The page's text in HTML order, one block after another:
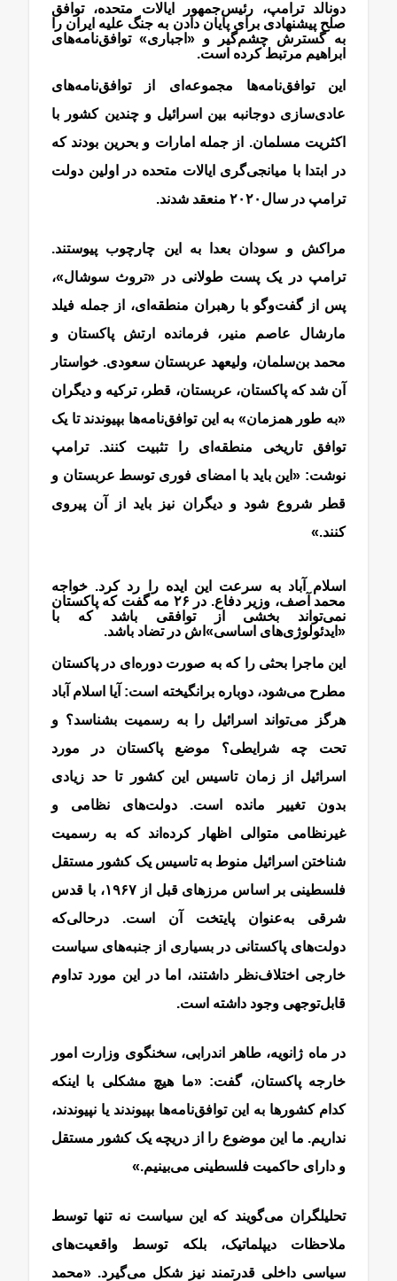
دونالد ترامپ، رئیس‌جمهور ایالات متحده، توافق
صلح پیشنهادی برای پایان دادن به جنگ علیه ایران را
به گسترش چشم‌گیر و «اجباری» توافق‌نامه‌های
ابراهیم مرتبط کرده است.
این توافق‌نامه‌ها مجموعه‌ای از توافق‌نامه‌های
عادی‌سازی دوجانبه بین اسرائیل و چندین کشور با
اکثریت مسلمان. از جمله امارات و بحرین بودند که
در ابتدا با میانجی‌گری ایالات متحده در اولین دولت
ترامپ در سال۲۰۲۰ منعقد شدند.
مراکش و سودان بعدا به این چارچوب پیوستند.
ترامپ در یک پست طولانی در «تروث سوشال»،
پس از گفت‌وگو با رهبران منطقه‌ای، از جمله فیلد
مارشال عاصم منیر، فرمانده ارتش پاکستان و
محمد بن‌سلمان، ولیعهد عربستان سعودی. خواستار
آن شد که پاکستان، عربستان، قطر، ترکیه و دیگران
«به طور همزمان» به این توافق‌نامه‌ها بپیوندند تا یک
توافق تاریخی منطقه‌ای را تثبیت کنند. ترامپ
نوشت: «این باید با امضای فوری توسط عربستان و
قطر شروع شود و دیگران نیز باید از آن پیروی
کنند.»
اسلام آباد به سرعت این ایده را رد کرد. خواجه
محمد آصف، وزیر دفاع. در ۲۶ مه گفت که پاکستان
نمی‌تواند بخشی از توافقی باشد که با
«ایدئولوژی‌های اساسی»اش در تضاد باشد.
این ماجرا بحثی را که به صورت دوره‌ای در پاکستان
مطرح می‌شود، دوباره برانگیخته است: آیا اسلام آباد
هرگز می‌تواند اسرائیل را به رسمیت بشناسد؟ و
تحت چه شرایطی؟ موضع پاکستان در مورد
اسرائیل از زمان تاسیس این کشور تا حد زیادی
بدون تغییر مانده است. دولت‌های نظامی و
غیرنظامی متوالی اظهار کرده‌اند که به رسمیت
شناختن اسرائیل منوط به تاسیس یک کشور مستقل
فلسطینی بر اساس مرزهای قبل از ۱۹۶۷، با قدس
شرقی به‌عنوان پایتخت آن است. درحالی‌که
دولت‌های پاکستانی در بسیاری از جنبه‌های سیاست
خارجی اختلاف‌نظر داشتند، اما در این مورد تداوم
قابل‌توجهی وجود داشته است.
در ماه ژانویه، طاهر اندرابی، سخنگوی وزارت امور
خارجه پاکستان، گفت: «ما هیچ مشکلی با اینکه
کدام کشورها به این توافق‌نامه‌ها بپیوندند یا نپیوندند،
نداریم. ما این موضوع را از دریچه یک کشور مستقل
و دارای حاکمیت فلسطینی می‌بینیم.»
تحلیلگران می‌گویند که این سیاست نه تنها توسط
ملاحظات دیپلماتیک، بلکه توسط واقعیت‌های
سیاسی داخلی قدرتمند نیز شکل می‌گیرد. «محمد